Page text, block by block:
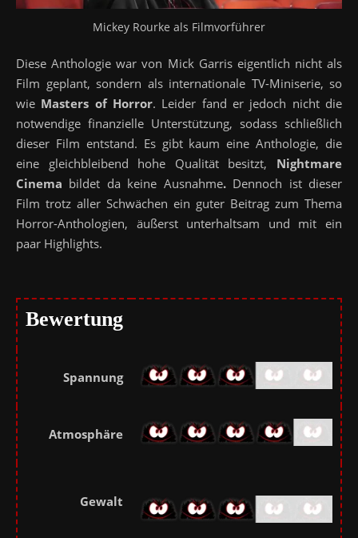
Mickey Rourke als Filmvorführer
Diese Anthologie war von Mick Garris eigentlich nicht als
Film geplant, sondern als internationale TV-Miniserie, so
wie Masters of Horror. Leider fand er jedoch nicht die
notwendige finanzielle Unterstützung, sodass schließlich
dieser Film entstand. Es gibt kaum eine Anthologie, die
eine gleichbleibend hohe Qualität besitzt, Nightmare
Cinema bildet da keine Ausnahme.Dennoch ist dieser
Film trotz aller Schwächen ein guter Beitrag zum Thema
Horror-Anthologien, äußerst unterhaltsam und mit ein
paar Highlights.
Bewertung
Spannung
Atmosphäre
Gewalt